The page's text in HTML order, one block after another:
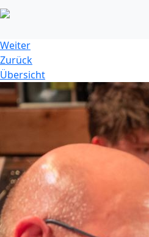
Weiter
Zurück
Übersicht